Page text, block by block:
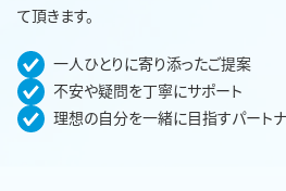
て頂きます。
一人ひとりに寄り添ったご提案
不安や疑問を丁寧にサポート
理想の自分を一緒に目指すパート